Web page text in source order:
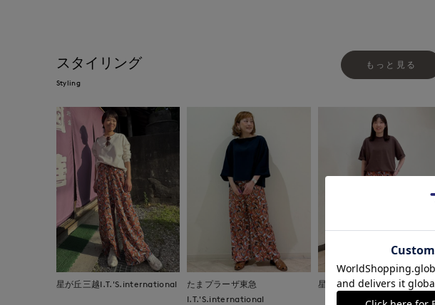
スタイリング
Styling
もっと見る
星が丘三越I.T.'S.international
たまプラーザ東急
I.T.'S.international
星が丘三越I.T.'S.international